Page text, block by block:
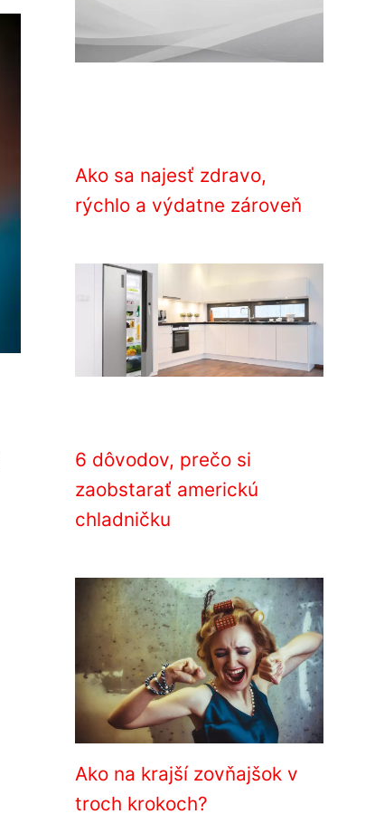
Ako sa najesť zdravo,
rýchlo a výdatne zároveň
6 dôvodov, prečo si
zaobstarať americkú
chladničku
Ako na krajší zovňajšok v
troch krokoch?